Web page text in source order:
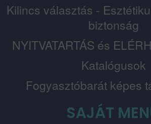
Kilincs választás -
biztonság
NYITVATARTÁS és
Katalógusok
Fogyasztóbarát képes
SAJÁT